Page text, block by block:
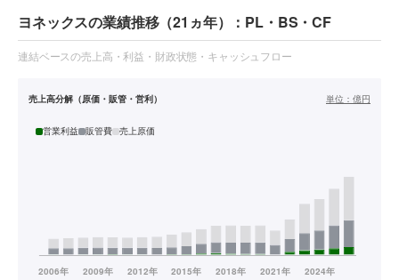
ヨネックスの業績推移（21ヵ年）：PL・BS・CF
連結ベースの売上高・利益・財政状態・キャッシュフロー
売上高分解（原価・販管・営利） 単位： 億円
営業利益 販管費 売上原価